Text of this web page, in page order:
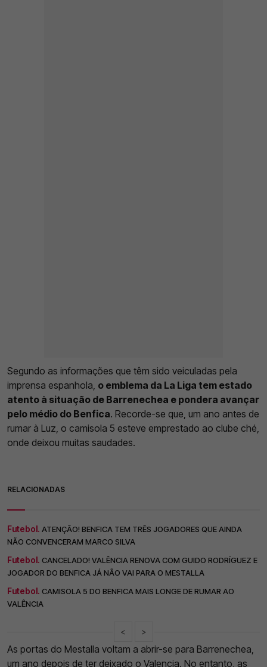
Segundo as informações que têm sido veiculadas pela
imprensa espanhola, o emblema da La Liga tem estado
atento à situação de Barrenechea e pondera avançar
pelo médio do Benfica. Recorde-se que, um ano antes de
rumar à Luz, o camisola 5 esteve emprestado ao clube ché,
onde deixou muitas saudades.
RELACIONADAS
Futebol. ATENÇÃO! BENFICA TEM TRÊS JOGADORES QUE AINDA
NÃO CONVENCERAM MARCO SILVA
Futebol. CANCELADO! VALÊNCIA RENOVA COM GUIDO RODRÍGUEZ E
JOGADOR DO BENFICA JÁ NÃO VAI PARA O MESTALLA
Futebol. CAMISOLA 5 DO BENFICA MAIS LONGE DE RUMAR AO
VALÊNCIA
< >
As portas do Mestalla voltam a abrir-se para Barrenechea,
um ano depois de ter deixado o Valencia. No entanto, as